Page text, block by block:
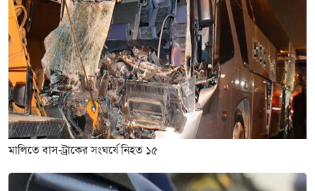
মালিতে বাস-ট্রাকের সংঘর্ষে নিহত ১৫